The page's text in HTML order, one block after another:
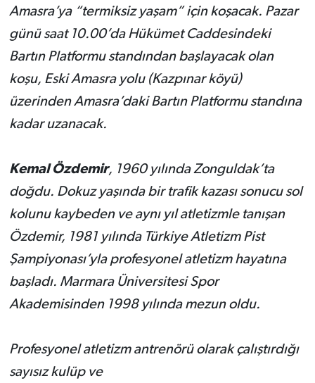
Amasra’ya “termiksiz yaşam” için koşacak. Pazar
günü saat 10.00’da Hükümet Caddesindeki
Bartın Platformu standından başlayacak olan
koşu, Eski Amasra yolu (Kazpınar köyü)
üzerinden Amasra’daki Bartın Platformu standına
kadar uzanacak.
Kemal Özdemir, 1960 yılında Zonguldak’ta
doğdu. Dokuz yaşında bir trafik kazası sonucu sol
kolunu kaybeden ve aynı yıl atletizmle tanışan
Özdemir, 1981 yılında Türkiye Atletizm Pist
Şampiyonası’yla profesyonel atletizm hayatına
başladı. Marmara Üniversitesi Spor
Akademisinden 1998 yılında mezun oldu.
Profesyonel atletizm antrenörü olarak çalıştırdığı
sayısız kulüp ve